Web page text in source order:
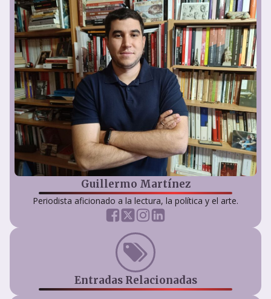
Guillermo Martínez
Periodista aficionado a la lectura, la política y el arte.
Entradas Relacionadas